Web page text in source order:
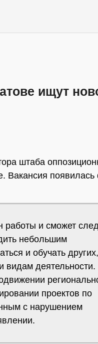
ищут
штаба
Вакансия появилась
работы и сможет
небольшим
и обучать других,
видам деятельности.
проектов по
с нарушением